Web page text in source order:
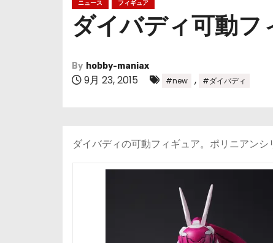
ニュース フィギュア
ダイバディ可動
By hobby-maniax
9月 23, 2015 #new , #ダイバディ
ダイバディの可動フィギュア。ポリニアン